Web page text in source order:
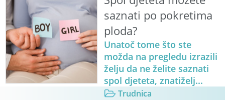
saznati po pokretima
ploda?
Unatoč tome što ste
možda na pregledu izrazili
želju da ne želite saznati
spol djeteta, znatiželj...
Trudnica